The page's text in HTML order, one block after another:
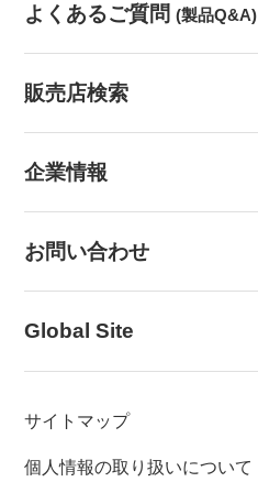
よくあるご質問 (製品Q&A)
販売店検索
企業情報
お問い合わせ
Global Site
サイトマップ
個人情報の取り扱いについて